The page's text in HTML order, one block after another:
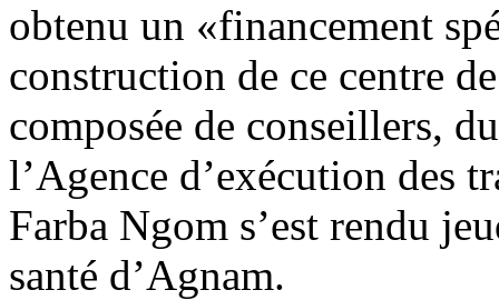
obtenu un «financement
construction de ce centre
composée de conseillers,
l’Agence d’exécution des
Farba Ngom s’est rendu
santé d’Agnam.